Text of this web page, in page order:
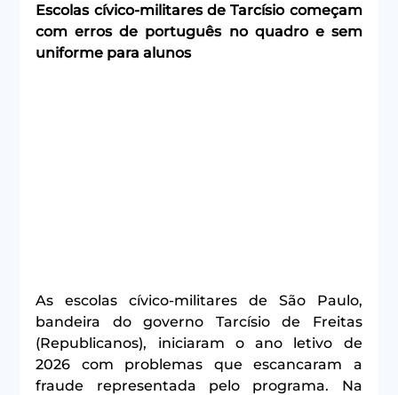
Escolas cívico-militares de Tarcísio começam
com erros de português no quadro e sem
uniforme para alunos
As escolas cívico-militares de São Paulo,
bandeira do governo Tarcísio de Freitas
(Republicanos), iniciaram o ano letivo de
2026 com problemas que escancaram a
fraude representada pelo programa. Na